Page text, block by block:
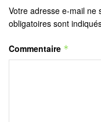
Votre adresse e-mail ne
obligatoires sont
Commentaire *